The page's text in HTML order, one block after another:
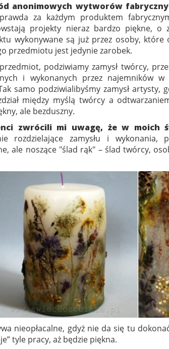
anonimowych wytworów
za każdym produktem
projekty nieraz bardzo piękne, o
wykonywane są już przez osoby,
przedmiotu jest jedynie zarobek.
podziwiamy zamysł twórcy,
i wykonanych przez najemników
samo podziwialibyśmy zamysł artysty,
między myślą twórcy a
ale bezduszny.
zwrócili mi uwagę, że w moich
rozdzielające zamysłu i
ale noszące "ślad rąk" – ślad twórcy,
nieopłacalne, gdyż nie da się tu
tyle pracy, aż będzie piękna.